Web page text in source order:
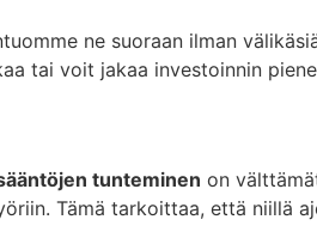
ne suoraan ilman
tai voit jakaa investoinnin
tunteminen on
Tämä tarkoittaa, että niillä